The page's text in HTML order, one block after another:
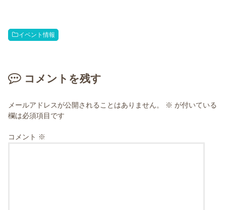
イベント情報
コメントを残す
メールアドレスが公開されることはありません。 ※ が付いている
欄は必須項目です
コメント ※